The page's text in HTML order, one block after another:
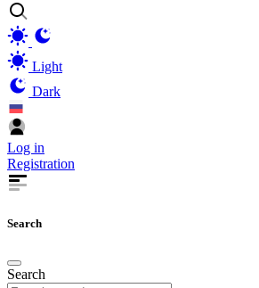
Light
Dark
Log in
Registration
Search
Search